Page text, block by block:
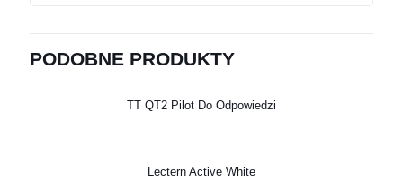
PODOBNE PRODUKTY
TT QT2 Pilot Do Odpowiedzi
Lectern Active White